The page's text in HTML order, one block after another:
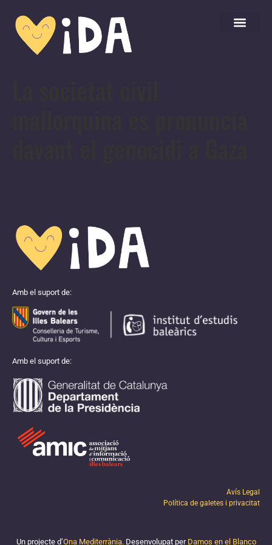
Amb el suport de:
Amb el suport de:
Avís Legal
Política de galetes i privacitat
Un projecte d’Ona Mediterrània. Desenvolupat per Damos en el Blanco